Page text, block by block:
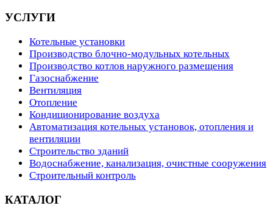
УСЛУГИ
Котельные установки
Производство блочно-модульных котельных
Производство котлов наружного размещения
Газоснабжение
Вентиляция
Отопление
Кондиционирование воздуха
Автоматизация котельных установок, отопления и
вентиляции
Строительство зданий
Водоснабжение, канализация, очистные сооружения
Строительный контроль
КАТАЛОГ